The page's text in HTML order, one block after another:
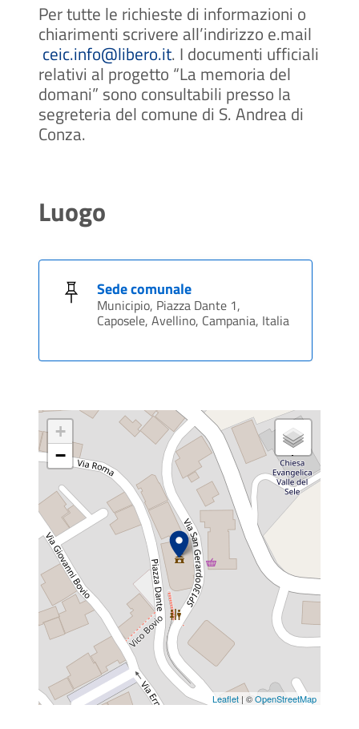
Per tutte le richieste di informazioni o
chiarimenti scrivere all’indirizzo e.mail
ceic.info@libero.it. I documenti ufficiali
relativi al progetto “La memoria del
domani” sono consultabili presso la
segreteria del comune di S. Andrea di
Conza.
Luogo
Sede comunale
Municipio, Piazza Dante 1,
Caposele, Avellino, Campania, Italia
+
−
Leaflet | ©OpenStreetMap